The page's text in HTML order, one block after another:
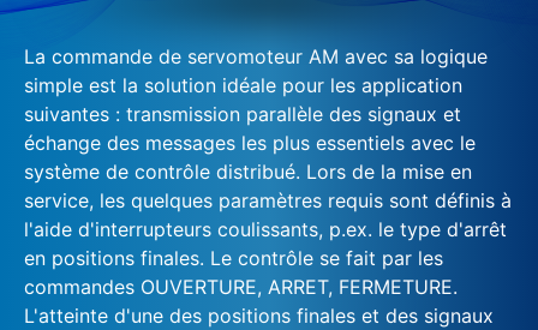
La commande de servomoteur AM avec sa logique
simple est la solution idéale pour les application
suivantes : transmission parallèle des signaux et
échange des messages les plus essentiels avec le
système de contrôle distribué. Lors de la mise en
service, les quelques paramètres requis sont définis à
l'aide d'interrupteurs coulissants, p.ex. le type d'arrêt
en positions finales. Le contrôle se fait par les
commandes OUVERTURE, ARRET, FERMETURE.
L'atteinte d'une des positions finales et des signaux